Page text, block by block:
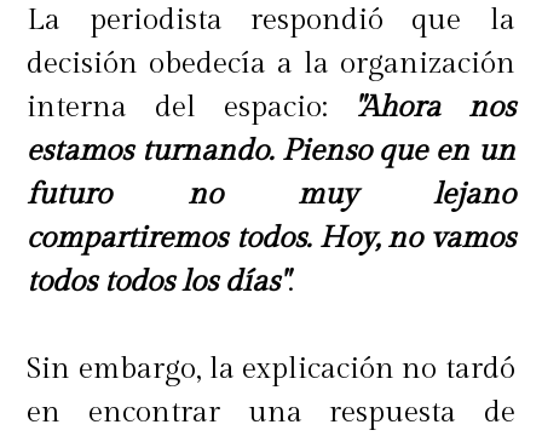
La periodista respondió que la
decisión obedecía a la organización
interna del espacio:
"Ahora nos
estamos turnando. Pienso que en un
futuro no muy lejano
compartiremos todos. Hoy, no vamos
todos todos los días".
Sin embargo, la explicación no tardó
en encontrar una respuesta de